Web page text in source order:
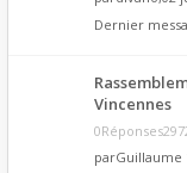
Dernier
Vincennes
parGuillaume